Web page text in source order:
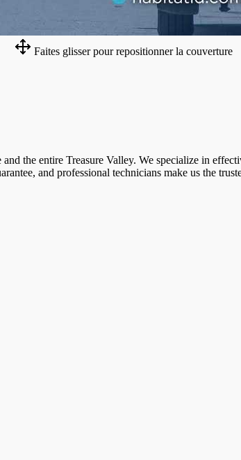
Faites glisser pour repositionner la couverture
the entire Treasure Valley. We specialize in
and professional technicians make us the